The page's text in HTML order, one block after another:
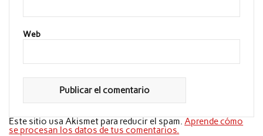
Web
Este sitio usa Akismet para reducir el spam.Aprende cómo
se procesan los datos de tus comentarios.